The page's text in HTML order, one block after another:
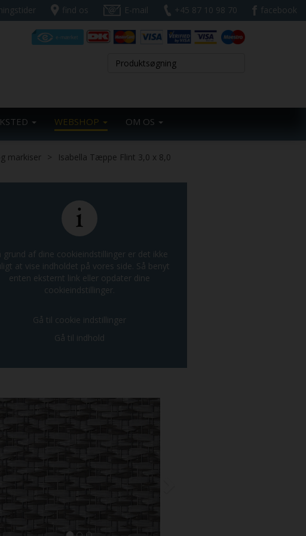
find os E-mail +45 87 10 98 70 facebook
WEBSHOP OM OS
markiser Isabella Tæppe Flint 3,0 x 8,0
grund af dine cookieindstillinger er det ikke
at vise indholdet på vores side. Så benyt
enten eksternt link eller opdater dine
cookieindstillinger.
Gå til cookie indstillinger
Gå til indhold